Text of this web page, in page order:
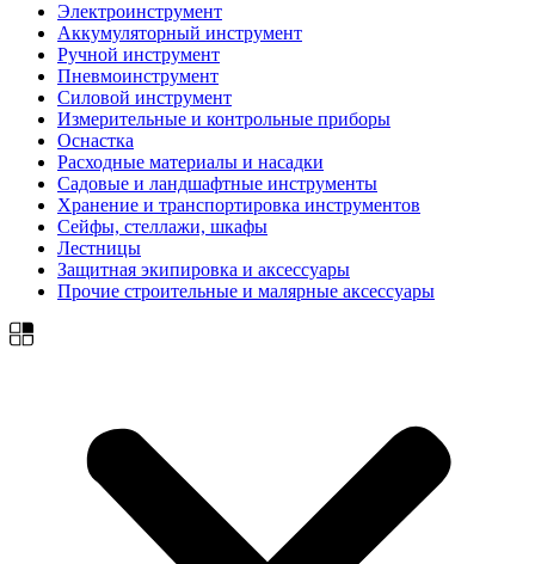
Электроинструмент
Аккумуляторный инструмент
Ручной инструмент
Пневмоинструмент
Силовой инструмент
Измерительные и контрольные приборы
Оснастка
Расходные материалы и насадки
Садовые и ландшафтные инструменты
Хранение и транспортировка инструментов
Сейфы, стеллажи, шкафы
Лестницы
Защитная экипировка и аксессуары
Прочие строительные и малярные аксессуары